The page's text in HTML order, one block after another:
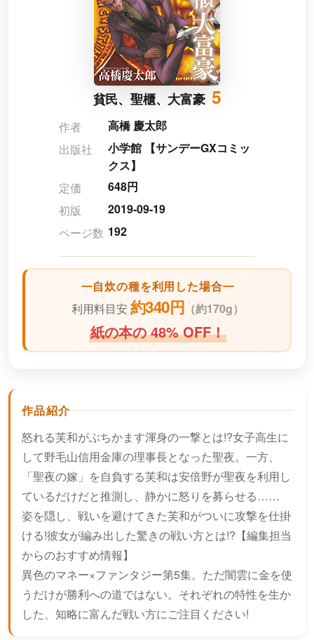
貧民、聖櫃、大富豪 5
作者
高橋 慶太郎
出版社
小学館 【サンデーGXコミッ
クス】
定価
648円
初版
2019-09-19
ページ数 192
自炊の種を利用した場合
利用料目安 約340円 （約170g）
紙の本の 48% OFF！
作品紹介
怒れる芙和がぶちかます渾身の一撃とは!?女子高生に
して野毛山信用金庫の理事長となった聖夜。一方、
「聖夜の嫁」を自負する芙和は安倍野が聖夜を利用し
ているだけだと推測し、静かに怒りを募らせる……
姿を隠し、戦いを避けてきた芙和がついに攻撃を仕掛
ける!彼女が編み出した驚きの戦い方とは!?【編集担当
からのおすすめ情報】
異色のマネー×ファンタジー第5集。ただ闇雲に金を使
うだけが勝利への道ではない。それぞれの特性を生か
した、知略に富んだ戦い方にご注目ください!